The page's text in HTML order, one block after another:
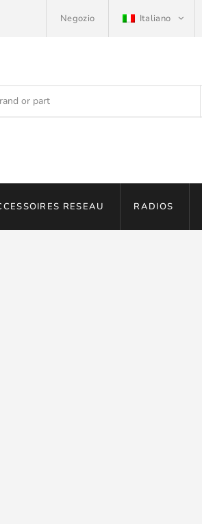
Negozio Italiano
RESEAU RADIOS